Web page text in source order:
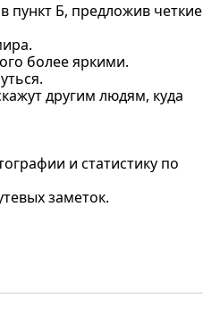
пункт Б, предложив четкие
более яркими.
другим людям, куда
и статистику по
заметок.